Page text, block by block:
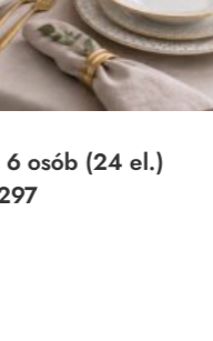
osób (24 el.)